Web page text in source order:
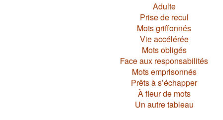
Adulte
Prise de recul
Mots griffonnés
Vie accélérée
Mots obligés
Face aux responsabilités
Mots emprisonnés
Prêts à s’échapper
À fleur de mots
Un autre tableau